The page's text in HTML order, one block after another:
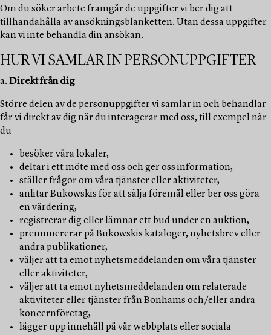
Om du söker arbete framgår de uppgifter vi ber dig att
tillhandahålla av ansökningsblanketten. Utan dessa uppgifter
kan vi inte behandla din ansökan.
HUR VI SAMLAR IN PERSONUPPGIFTER
a. Direkt från dig
Större delen av de personuppgifter vi samlar in och behandlar
får vi direkt av dig när du interagerar med oss, till exempel när
du
besöker våra lokaler,
deltar i ett möte med oss och ger oss information,
ställer frågor om våra tjänster eller aktiviteter,
anlitar Bukowskis för att sälja föremål eller ber oss göra
en värdering,
registrerar dig eller lämnar ett bud under en auktion,
prenumererar på Bukowskis kataloger, nyhetsbrev eller
andra publikationer,
väljer att ta emot nyhetsmeddelanden om våra tjänster
eller aktiviteter,
väljer att ta emot nyhetsmeddelanden om relaterade
aktiviteter eller tjänster från Bonhams och/eller andra
koncernföretag,
lägger upp innehåll på vår webbplats eller sociala